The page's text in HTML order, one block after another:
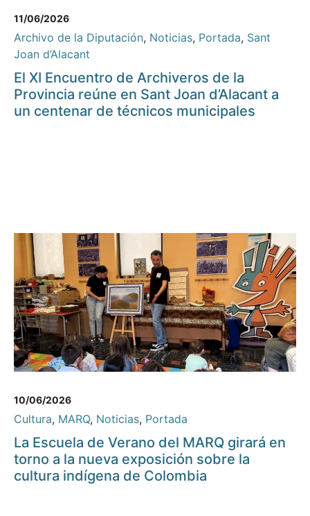
11/06/2026
Archivo de la Diputación, Noticias, Portada, Sant
Joan d’Alacant
El XI Encuentro de Archiveros de la
Provincia reúne en Sant Joan d’Alacant a
un centenar de técnicos municipales
10/06/2026
Cultura, MARQ, Noticias, Portada
La Escuela de Verano del MARQ girará en
torno a la nueva exposición sobre la
cultura indígena de Colombia